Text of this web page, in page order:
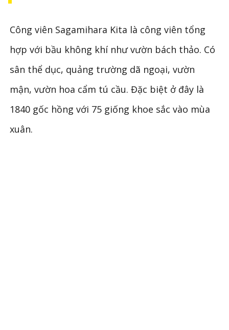
Công viên Sagamihara Kita là công viên tổng
hợp với bầu không khí như vườn bách thảo. Có
sân thể dục, quảng trường dã ngoại, vườn
mận, vườn hoa cẩm tú cầu. Đặc biệt ở đây là
1840 gốc hồng với 75 giống khoe sắc vào mùa
xuân.